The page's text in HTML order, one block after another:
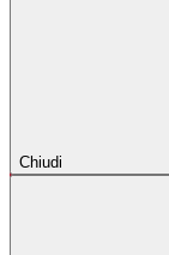
Chiudi